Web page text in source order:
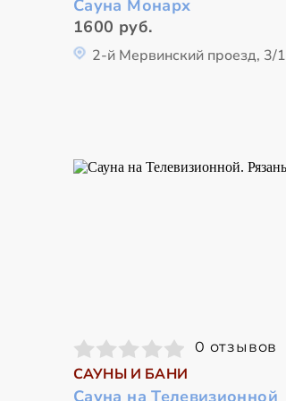
Сауна Монарх
1600 руб.
2-й Мервинский проезд, 3/1
0 отзывов
САУНЫ И БАНИ